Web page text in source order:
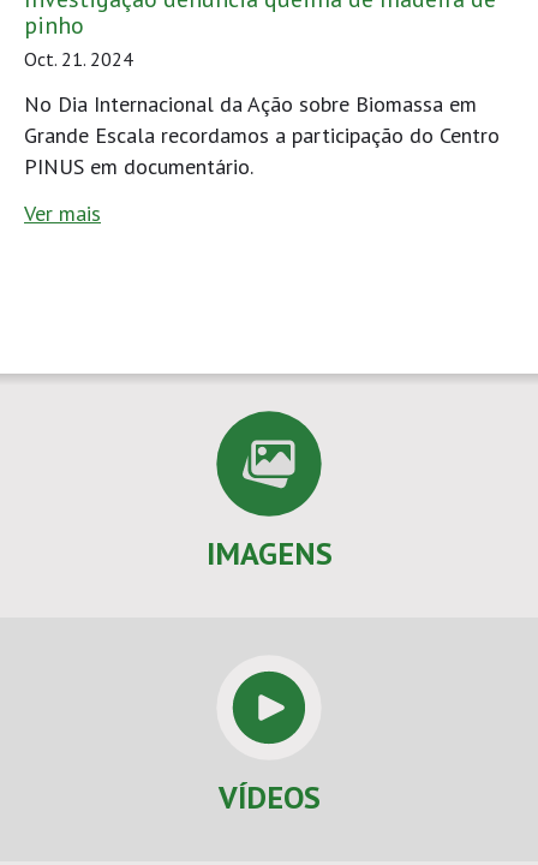
pinho
Oct. 21. 2024
No Dia Internacional da Ação sobre Biomassa em
Grande Escala recordamos a participação do Centro
PINUS em documentário.
Ver mais
IMAGENS
VÍDEOS